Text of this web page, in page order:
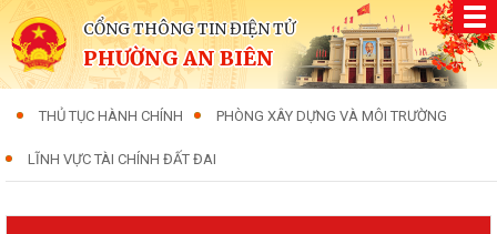
CỔNG THÔNG TIN ĐIỆN TỬ
PHƯỜNG AN BIÊN
THỦ TỤC HÀNH CHÍNH PHÒNG XÂY DỰNG VÀ MÔI TRƯỜNG
LĨNH VỰC TÀI CHÍNH ĐẤT ĐAI